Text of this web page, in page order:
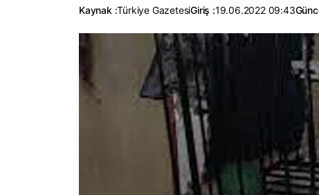
Kaynak :Türkiye GazetesiGiriş :19.06.2022 09:43